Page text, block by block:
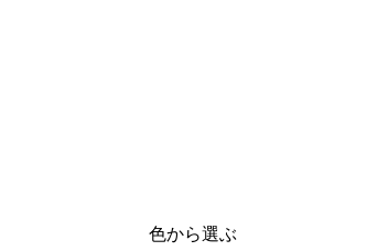
色から選ぶ